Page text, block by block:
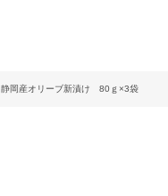
静岡産オリーブ新漬け 80ｇ×3袋